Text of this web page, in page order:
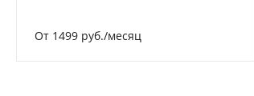
От 1499 руб./месяц